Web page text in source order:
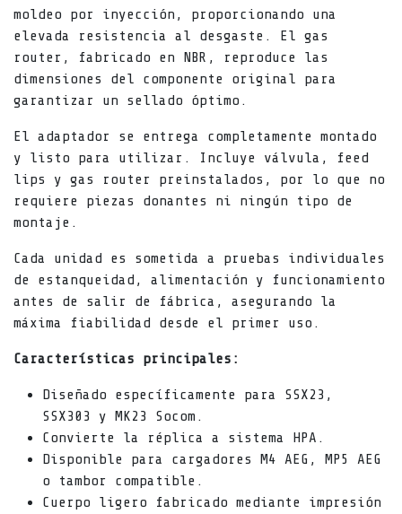
moldeo por inyección, proporcionando una
elevada resistencia al desgaste. El gas
router, fabricado en NBR, reproduce las
dimensiones del componente original para
garantizar un sellado óptimo.
El adaptador se entrega completamente montado
y listo para utilizar. Incluye válvula, feed
lips y gas router preinstalados, por lo que no
requiere piezas donantes ni ningún tipo de
montaje.
Cada unidad es sometida a pruebas individuales
de estanqueidad, alimentación y funcionamiento
antes de salir de fábrica, asegurando la
máxima fiabilidad desde el primer uso.
Características principales:
Diseñado específicamente para SSX23,
SSX303 y MK23 Socom.
Convierte la réplica a sistema HPA.
Disponible para cargadores M4 AEG, MP5 AEG
o tambor compatible.
Cuerpo ligero fabricado mediante impresión